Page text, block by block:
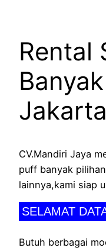
Rental
CV.Mandiri Jaya
puff banyak
lainnya,kami siap
SELAMAT
Butuh berbagai